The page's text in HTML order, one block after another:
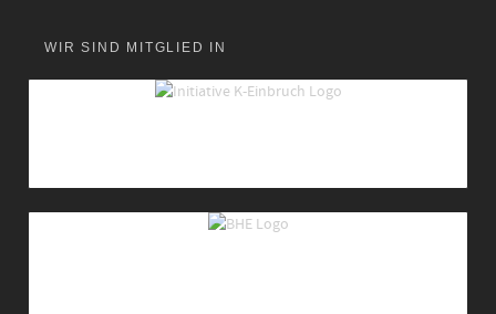
WIR SIND MITGLIED IN